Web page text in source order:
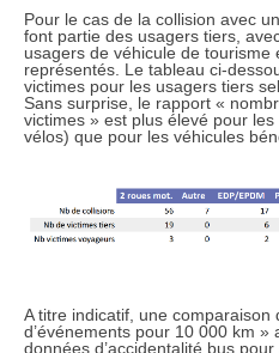
Pour le cas de la collision avec
font partie des usagers tiers,
usagers de véhicule de tourisme
représentés. Le tableau ci-
victimes pour les usagers tiers
Sans surprise, le rapport «
victimes » est plus élevé pour
vélos) que pour les véhicules
A titre indicatif, une comparaison
d’événements pour 10 000 km
données d’accidentalité bus